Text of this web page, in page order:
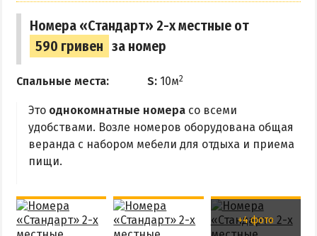
Номера «Стандарт» 2-х местные от
590 гривен за номер
Спальные места: S: 10м2
Это однокомнатные номера со всеми
удобствами. Возле номеров оборудована общая
веранда с набором мебели для отдыха и приема
пищи.
+4 фото